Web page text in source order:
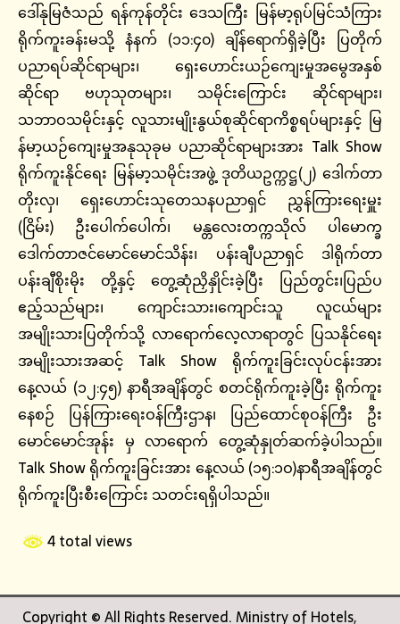
ဒေါ်နုမြဇံသည် ရန်ကုန်တိုင်း ဒေသကြီး မြန်မာ့ရုပ်မြင်သံကြား
ရိုက်ကူးခန်းမသို့ နံနက် (၁၁:၄၀) ချိန်ရောက်ရှိခဲ့ပြီး ပြတိုက်
ပညာရပ်ဆိုင်ရာများ၊ ရှေးဟောင်းယဉ်ကျေးမှုအမွေအနှစ်
ဆိုင်ရာ ဗဟုသုတများ၊ သမိုင်းကြောင်း ဆိုင်ရာများ၊
သဘာဝသမိုင်းနှင့် လူသားမျိုးနွယ်စုဆိုင်ရာကိစ္စရပ်များနှင့် မြ
န်မာ့ယဉ်ကျေးမှုအနုသုခုမ ပညာဆိုင်ရာများအား Talk Show
ရိုက်ကူးနိုင်ရေး မြန်မာ့သမိုင်းအဖွဲ့ ဒုတိယဥက္ကဋ္ဌ(၂) ဒေါက်တာ
တိုးလှ၊ ရှေးဟောင်းသုတေသနပညာရှင် ညွှန်ကြားရေးမှူး
(ငြိမ်း) ဦးပေါက်ပေါက်၊ မန္တလေးတက္ကသိုလ် ပါမောက္ခ
ဒေါက်တာဇင်မောင်မောင်သိန်း၊ ပန်းချီပညာရှင် ဒါရိုက်တာ
ပန်းချီစိုးမိုး တို့နှင့် တွေ့ဆုံညှိနှိုင်းခဲ့ပြီး ပြည်တွင်း၊ပြည်ပ
ဧည့်သည်များ၊ ကျောင်းသား၊ကျောင်းသူ လူငယ်များ
အမျိုးသားပြတိုက်သို့ လာရောက်လေ့လာရာတွင် ပြသနိုင်ရေး
အမျိုးသားအဆင့် Talk Show ရိုက်ကူးခြင်းလုပ်ငန်းအား
နေ့လယ် (၁၂:၄၅) နာရီအချိန်တွင် စတင်ရိုက်ကူးခဲ့ပြီး ရိုက်ကူး
နေစဉ် ပြန်ကြားရေးဝန်ကြီးဌာန၊ ပြည်ထောင်စုဝန်ကြီး ဦး
မောင်မောင်အုန်း မှ လာရောက် တွေ့ဆုံနှုတ်ဆက်ခဲ့ပါသည်။
Talk Show ရိုက်ကူးခြင်းအား နေ့လယ် (၁၅:၁ဝ)နာရီအချိန်တွင်
ရိုက်ကူးပြီးစီးကြောင်း သတင်းရရှိပါသည်။
4 total views
Copyright © All Rights Reserved. Ministry of Hotels,